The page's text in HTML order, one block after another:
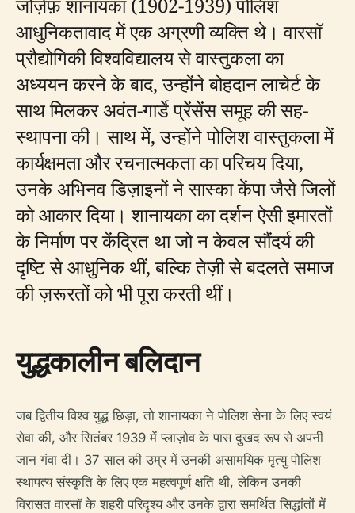
आधुनिकतावाद में एक अग्रणी व्यक्ति थे। वारसॉ
प्रौद्योगिकी विश्वविद्यालय से वास्तुकला का
अध्ययन करने के बाद, उन्होंने बोहदान लाचेर्ट के
साथ मिलकर अवंत-गार्डे प्रेंसेंस समूह की सह-
स्थापना की। साथ में, उन्होंने पोलिश वास्तुकला में
कार्यक्षमता और रचनात्मकता का परिचय दिया,
उनके अभिनव डिज़ाइनों ने सास्का केंपा जैसे जिलों
को आकार दिया। शानायका का दर्शन ऐसी इमारतों
के निर्माण पर केंद्रित था जो न केवल सौंदर्य की
दृष्टि से आधुनिक थीं, बल्कि तेज़ी से बदलते समाज
की ज़रूरतों को भी पूरा करती थीं।
युद्धकालीन बलिदान
जब द्वितीय विश्व युद्ध छिड़ा, तो शानायका ने पोलिश सेना के लिए स्वयं
सेवा की, और सितंबर 1939 में प्लाज़ोव के पास दुखद रूप से अपनी
जान गंवा दी। 37 साल की उम्र में उनकी असामयिक मृत्यु पोलिश
स्थापत्य संस्कृति के लिए एक महत्वपूर्ण क्षति थी, लेकिन उनकी
विरासत वारसॉ के शहरी परिदृश्य और उनके द्वारा समर्थित सिद्धांतों में